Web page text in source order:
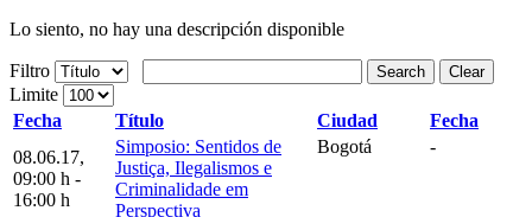
Lo siento, no hay una descripción disponible
Filtro Search Clear
Limite
Fecha
Título Ciudad
Fecha
08.06.17,
09:00 h -
16:00 h
Simposio: Sentidos de
Justiça, Ilegalismos e
Criminalidade em
Perspectiva
Bogotá -